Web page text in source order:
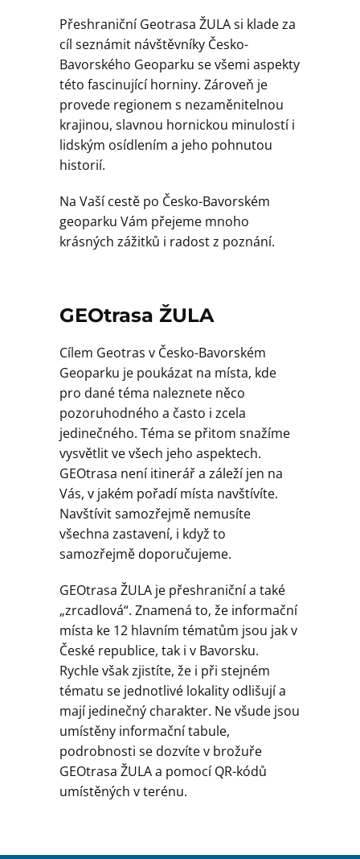
Přeshraniční Geotrasa ŽULA si klade za
cíl seznámit návštěvníky Česko-
Bavorského Geoparku se všemi aspekty
této fascinující horniny. Zároveň je
provede regionem s nezaměnitelnou
krajinou, slavnou hornickou minulostí i
lidským osídlením a jeho pohnutou
historií.
Na Vaší cestě po Česko-Bavorském
geoparku Vám přejeme mnoho
krásných zážitků i radost z poznání.
GEOtrasa ŽULA
Cílem Geotras v Česko-Bavorském
Geoparku je poukázat na místa, kde
pro dané téma naleznete něco
pozoruhodného a často i zcela
jedinečného. Téma se přitom snažíme
vysvětlit ve všech jeho aspektech.
GEOtrasa není itinerář a záleží jen na
Vás, v jakém pořadí místa navštívíte.
Navštívit samozřejmě nemusíte
všechna zastavení, i když to
samozřejmě doporučujeme.
GEOtrasa ŽULA je přeshraniční a také
„zrcadlová“. Znamená to, že informační
místa ke 12 hlavním tématům jsou jak v
České republice, tak i v Bavorsku.
Rychle však zjistíte, že i při stejném
tématu se jednotlivé lokality odlišují a
mají jedinečný charakter. Ne všude jsou
umístěny informační tabule,
podrobnosti se dozvíte v brožuře
GEOtrasa ŽULA a pomocí QR-kódů
umístěných v terénu.